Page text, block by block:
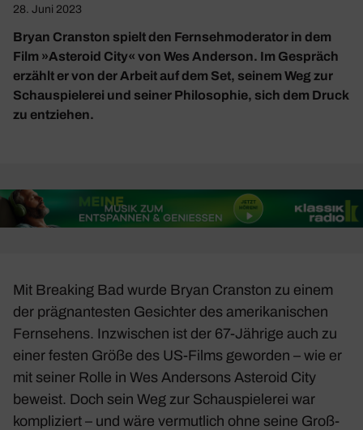
28. Juni 2023
Bryan Cranston spielt den Fernsehmoderator in dem
Film »Asteroid City« von Wes Anderson. Im Gespräch
erzählt er von der Arbeit auf dem Set, seinem Weg zur
Schauspielerei und seiner Philosophie, sich dem Druck
zu entziehen.
Mit Brea­king Bad wurde Bryan Cran­ston zu einem
der prägnan­testen Gesichter des ameri­ka­ni­schen
Fern­se­hens. Inzwi­schen ist der 67-Jährige auch zu
einer festen Größe des US-Films geworden – wie er
mit seiner Rolle in Wes Ander­sons Aste­roid City
beweist. Doch sein Weg zur Schau­spie­lerei war
kompli­ziert – und wäre vermut­lich ohne seine Groß­